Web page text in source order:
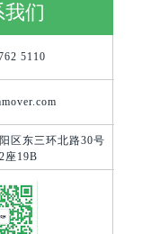
们
5110
区东三环北路30号
座19B